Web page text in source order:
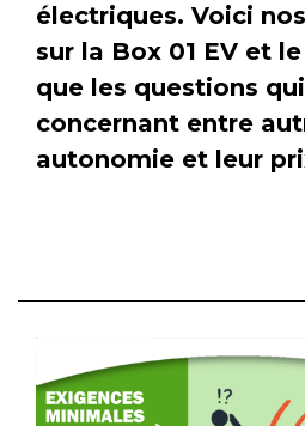
électriques. Voici
sur la Box 01 EV et
que les questions
concernant entre
autonomie et leur